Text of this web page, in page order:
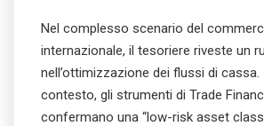
Nel complesso scenario del
internazionale, il tesoriere riveste un
nell’ottimizzazione dei flussi di cassa.
contesto, gli strumenti di Trade
confermano una “low-risk asset